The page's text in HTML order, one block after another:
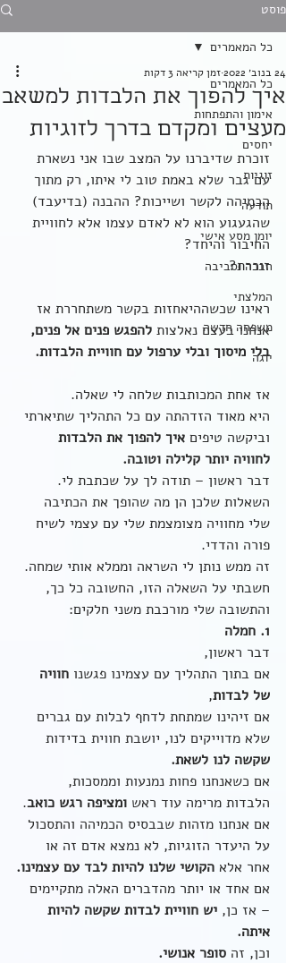
פוסט
כל המאמרים
אימון והתפתחות
יחסים
זוגיות
תודעה
יומן מסע אישי
חברה וסביבה
המלצתי
משפחה חדשה
יוגה
כל המאמרים
איך להפוך את הלבדות למשאב
מעצים ומקדם בדרך לזוגיות
24 בנוב׳ 2022 זמן קריאה 3 דקות
זוכרת שדיברנו על המצב שבו אני נשארת
עם גבר שלא באמת טוב לי איתו, רק מתוך
הכמיהה לקשר ושייכות? ההבנה (בדיעבד)
שהגעגוע הוא לא לאדם עצמו אלא לחוויית
החיבור והיחד?
זוכרת?
ראינו שכשההיאחזות בקשר משתחררת אז
אנחנו בעצם נאלצות להפגש פנים אל פנים,
בלי מיסוך ובלי ערפול עם חוויית הלבדות.
אז אחת המכותבות שלחה לי שאלה.
היא מאוד הזדהתה עם כל התהליך שתיארתי
וביקשה טיפים איך להפוך את הלבדות
לחוויה יותר קלילה וטובה.
דבר ראשון – תודה לך על שכתבת לי.
השאלות שלכן הן מה שהופך את הכתיבה
שלי מחוויה מצומצמת שלי עם עצמי לשיח
פורה והדדי.
זה ממש נותן לי השראה וממלא אותי שמחה.
חשבתי על השאלה הזו, החשובה כל כך,
והתשובה שלי מורכבת משני חלקים:
1. חמלה
דבר ראשון,
אם בתוך התהליך עם עצמינו פגשנו חוויה
של לבדות,
אם זיהינו שמתחת לדחף לבלות עם גברים
שלא מדוייקים לנו, יושבת חווית בדידות
שקשה לנו לשאת.
אם כשאנחנו פחות נמנעות וממסכות,
הלבדות מרימה עוד ראש ומציפה רגש כואב.
אם אנחנו מזהות שבבסיס הכמיהה והתסכול
על היעדר הזוגיות, לא נמצא אדם זה או
אחר אלא הקושי שלנו להיות לבד עם עצמינו.
אם אחד או יותר מהדברים האלה מתקיימים
– אז כן, יש חוויית לבדות שקשה להיות
איתה.
וכן, זה סופר אנושי.